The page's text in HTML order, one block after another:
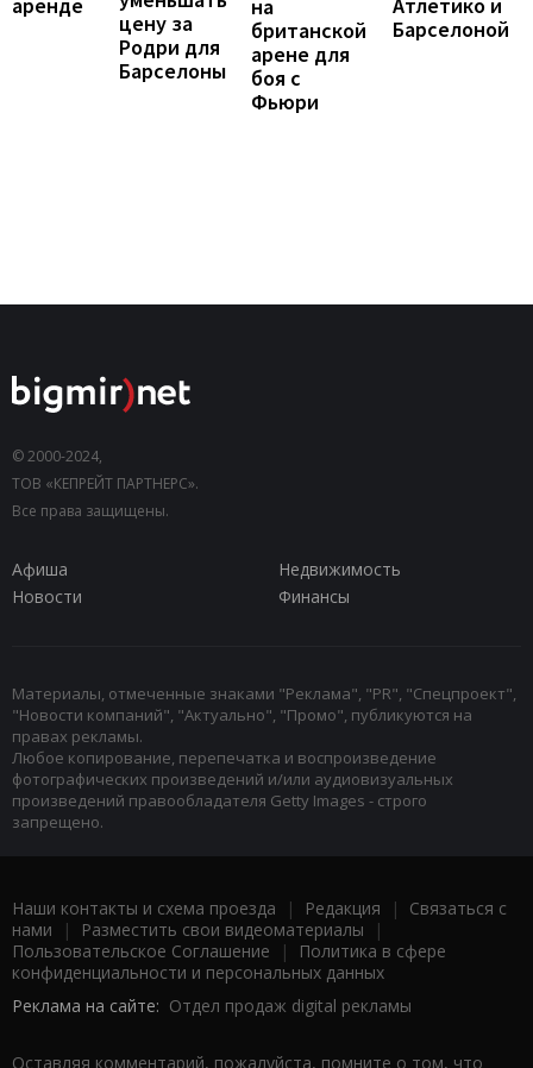
аренде
цену за
Родри для
Барселоны
на
британской
арене для
боя с
Фьюри
Барселоной
© 2000-2024,
ТОВ «КЕПРЕЙТ ПАРТНЕРС».
Все права защищены.
Афиша
Недвижимость
Новости
Финансы
Материалы, отмеченные знаками "Реклама", "PR", "Спецпроект",
"Новости компаний", "Актуально", "Промо", публикуются на
правах рекламы.
Любое копирование, перепечатка и воспроизведение
фотографических произведений и/или аудиовизуальных
произведений правообладателя Getty Images - строго
запрещено.
Наши контакты и схема проезда | Редакция | Связаться с
нами | Разместить свои видеоматериалы |
Пользовательское Соглашение |
Политика в сфере
конфиденциальности и персональных данных
Реклама на сайте: Отдел продаж digital рекламы
Оставляя комментарий, пожалуйста, помните о том, что